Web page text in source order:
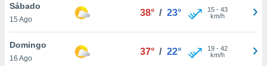
sean
el sitio
Sábado
15 Ago
38° / 23° 15- 43
km/h
Domingo
16 Ago
37° / 22° 19- 42
km/h